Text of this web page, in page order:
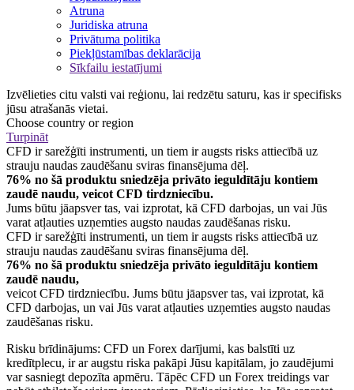
Atruna
Juridiska atruna
Privātuma politika
Piekļūstamības deklarācija
Sīkfailu iestatījumi
Izvēlieties citu valsti vai reģionu, lai redzētu saturu, kas ir specifisks
jūsu atrašanās vietai.
Choose country or region
Turpināt
CFD ir sarežģīti instrumenti, un tiem ir augsts risks attiecībā uz
strauju naudas zaudēšanu sviras finansējuma dēļ.
76% no šā produktu sniedzēja privāto ieguldītāju kontiem
zaudē naudu, veicot CFD tirdzniecību.
Jums būtu jāapsver tas, vai izprotat, kā CFD darbojas, un vai Jūs
varat atļauties uzņemties augsto naudas zaudēšanas risku.
CFD ir sarežģīti instrumenti, un tiem ir augsts risks attiecībā uz
strauju naudas zaudēšanu sviras finansējuma dēļ.
76% no šā produktu sniedzēja privāto ieguldītāju kontiem
zaudē naudu,
veicot CFD tirdzniecību. Jums būtu jāapsver tas, vai izprotat, kā
CFD darbojas, un vai Jūs varat atļauties uzņemties augsto naudas
zaudēšanas risku.
Risku brīdinājums: CFD un Forex darījumi, kas balstīti uz
kredītplecu, ir ar augstu riska pakāpi Jūsu kapitālam, jo zaudējumi
var sasniegt depozīta apmēru. Tāpēc CFD un Forex treidings var